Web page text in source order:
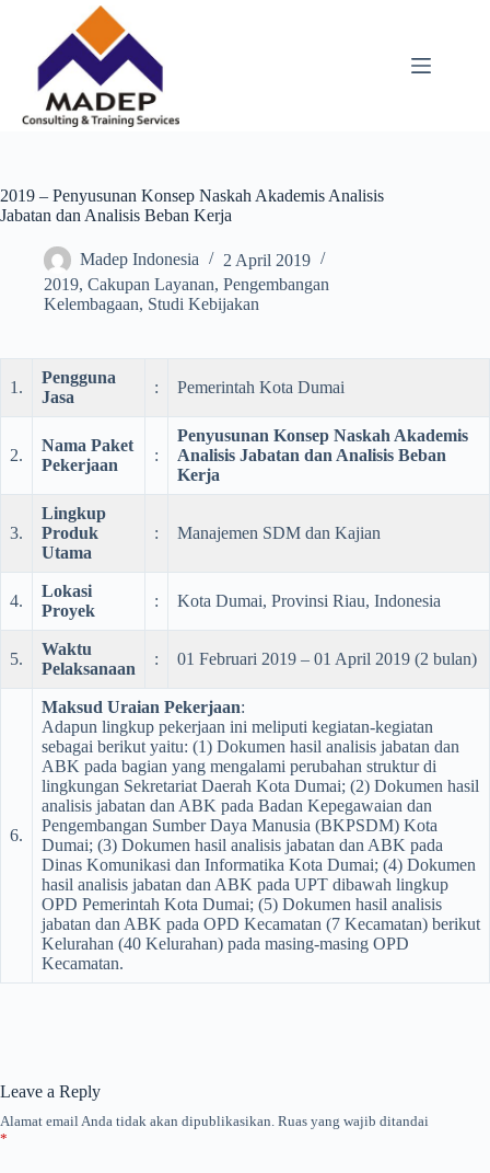
2019 – Penyusunan Konsep Naskah Akademis Analisis
Jabatan dan Analisis Beban Kerja
Madep Indonesia
2 April 2019
2019, Cakupan Layanan, Pengembangan
Kelembagaan, Studi Kebijakan
1.
Pengguna
Jasa
: Pemerintah Kota Dumai
2.
Nama Paket
Pekerjaan
:
Penyusunan Konsep Naskah Akademis
Analisis Jabatan dan Analisis Beban
Kerja
3.
Lingkup
Produk
Utama
: Manajemen SDM dan Kajian
4.
Lokasi
Proyek
: Kota Dumai, Provinsi Riau, Indonesia
5.
Waktu
Pelaksanaan
: 01 Februari 2019 – 01 April 2019 (2 bulan)
6.
Maksud Uraian Pekerjaan:
Adapun lingkup pekerjaan ini meliputi kegiatan-kegiatan
sebagai berikut yaitu: (1) Dokumen hasil analisis jabatan dan
ABK pada bagian yang mengalami perubahan struktur di
lingkungan Sekretariat Daerah Kota Dumai; (2) Dokumen hasil
analisis jabatan dan ABK pada Badan Kepegawaian dan
Pengembangan Sumber Daya Manusia (BKPSDM) Kota
Dumai; (3) Dokumen hasil analisis jabatan dan ABK pada
Dinas Komunikasi dan Informatika Kota Dumai; (4) Dokumen
hasil analisis jabatan dan ABK pada UPT dibawah lingkup
OPD Pemerintah Kota Dumai; (5) Dokumen hasil analisis
jabatan dan ABK pada OPD Kecamatan (7 Kecamatan) berikut
Kelurahan (40 Kelurahan) pada masing-masing OPD
Kecamatan.
Leave a Reply
Alamat email Anda tidak akan dipublikasikan. Ruas yang wajib ditandai
*